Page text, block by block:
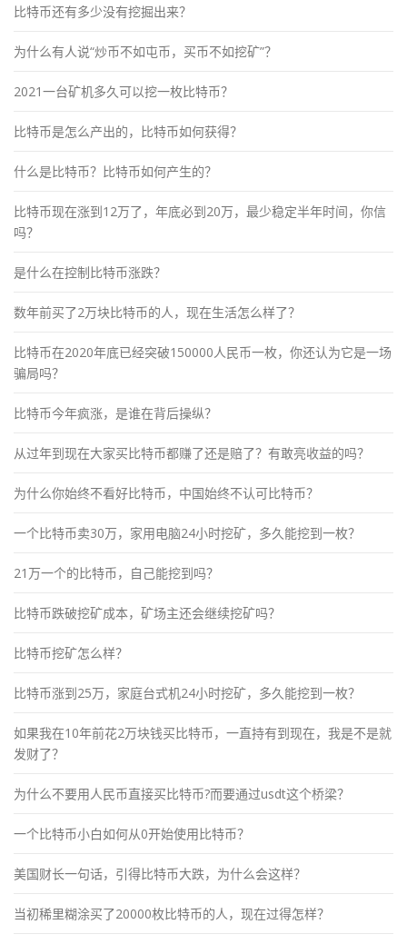
比特币还有多少没有挖掘出来？
为什么有人说“炒币不如屯币，买币不如挖矿”？
2021一台矿机多久可以挖一枚比特币？
比特币是怎么产出的，比特币如何获得？
什么是比特币？比特币如何产生的？
比特币现在涨到12万了，年底必到20万，最少稳定半年时间，你信
吗？
是什么在控制比特币涨跌？
数年前买了2万块比特币的人，现在生活怎么样了？
比特币在2020年底已经突破150000人民币一枚，你还认为它是一场
骗局吗？
比特币今年疯涨，是谁在背后操纵？
从过年到现在大家买比特币都赚了还是赔了？有敢亮收益的吗？
为什么你始终不看好比特币，中国始终不认可比特币？
一个比特币卖30万，家用电脑24小时挖矿，多久能挖到一枚？
21万一个的比特币，自己能挖到吗？
比特币跌破挖矿成本，矿场主还会继续挖矿吗？
比特币挖矿怎么样？
比特币涨到25万，家庭台式机24小时挖矿，多久能挖到一枚？
如果我在10年前花2万块钱买比特币，一直持有到现在，我是不是就
发财了？
为什么不要用人民币直接买比特币?而要通过usdt这个桥梁？
一个比特币小白如何从0开始使用比特币？
美国财长一句话，引得比特币大跌，为什么会这样？
当初稀里糊涂买了20000枚比特币的人，现在过得怎样？